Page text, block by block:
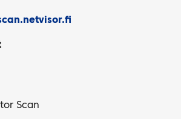
Scan